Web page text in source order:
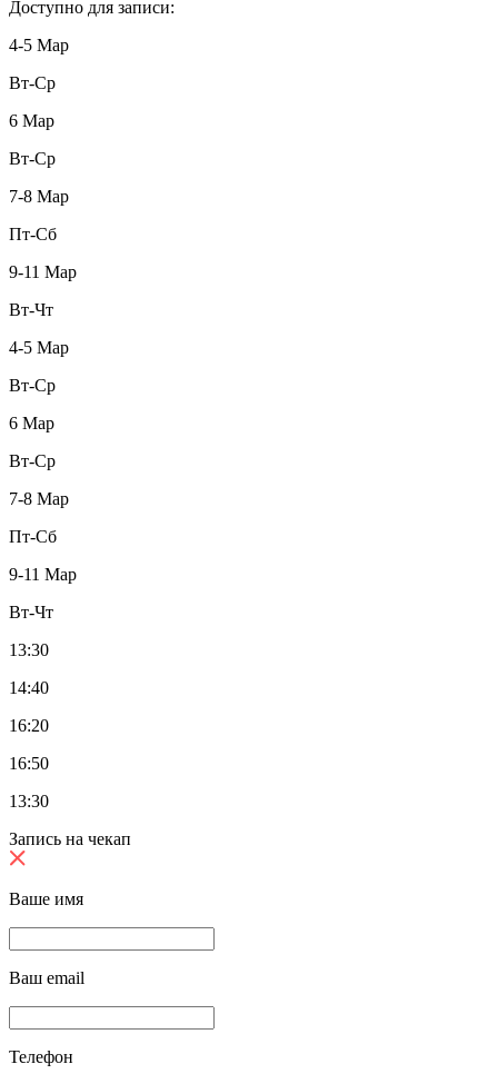
Доступно для записи:
4-5 Мар
Вт-Ср
6 Мар
Вт-Ср
7-8 Мар
Пт-Сб
9-11 Мар
Вт-Чт
4-5 Мар
Вт-Ср
6 Мар
Вт-Ср
7-8 Мар
Пт-Сб
9-11 Мар
Вт-Чт
13:30
14:40
16:20
16:50
13:30
Запись на чекап
Ваше имя
Ваш email
Телефон